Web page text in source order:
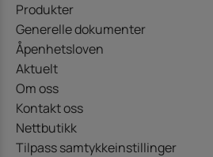
Produkter
Generelle dokumenter
Åpenhetsloven
Aktuelt
Om oss
Kontakt oss
Nettbutikk
Tilpass samtykkeinstillinger